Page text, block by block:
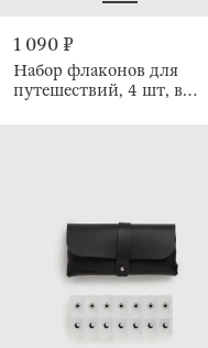
1 090 ₽
Набор флаконов для
путешествий, 4 шт, в